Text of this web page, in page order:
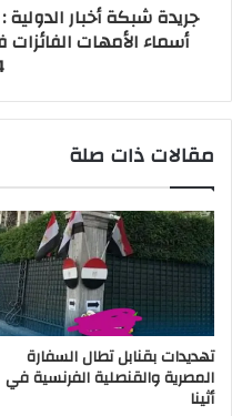
جريدة شبكة أخبار
أسماء الأمهات
مقالات ذات صلة
تهديدات بقنابل تطال السفارة
المصرية والقنصلية الفرنسية في
أثينا